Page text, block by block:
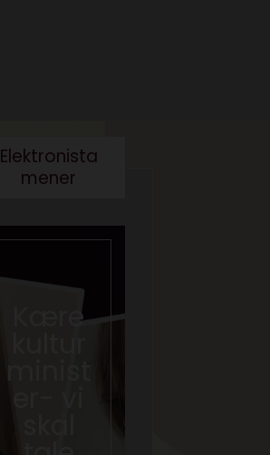
Elektronista
mener
Kære